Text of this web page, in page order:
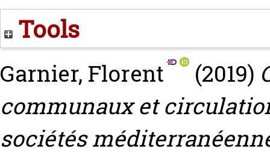
Tools
Garnier, Florent (2019)
communaux et
sociétés